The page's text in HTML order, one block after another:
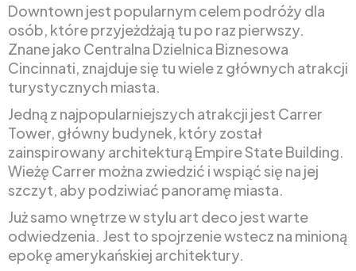
Downtown jest popularnym celem podróży dla
osób, które przyjeżdżają tu po raz pierwszy.
Znane jako Centralna Dzielnica Biznesowa
Cincinnati, znajduje się tu wiele z głównych atrakcji
turystycznych miasta.
Jedną z najpopularniejszych atrakcji jest Carrer
Tower, główny budynek, który został
zainspirowany architekturą Empire State Building.
Wieżę Carrer można zwiedzić i wspiąć się na jej
szczyt, aby podziwiać panoramę miasta.
Już samo wnętrze w stylu art deco jest warte
odwiedzenia. Jest to spojrzenie wstecz na minioną
epokę amerykańskiej architektury.